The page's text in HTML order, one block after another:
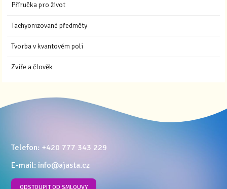
Příručka pro život
Tachyonizované předměty
Tvorba v kvantovém poli
Zvíře a člověk
Telefon: +420 777 343 229
E-mail: info@ajasta.cz
ODSTOUPIT OD SMLOUVY